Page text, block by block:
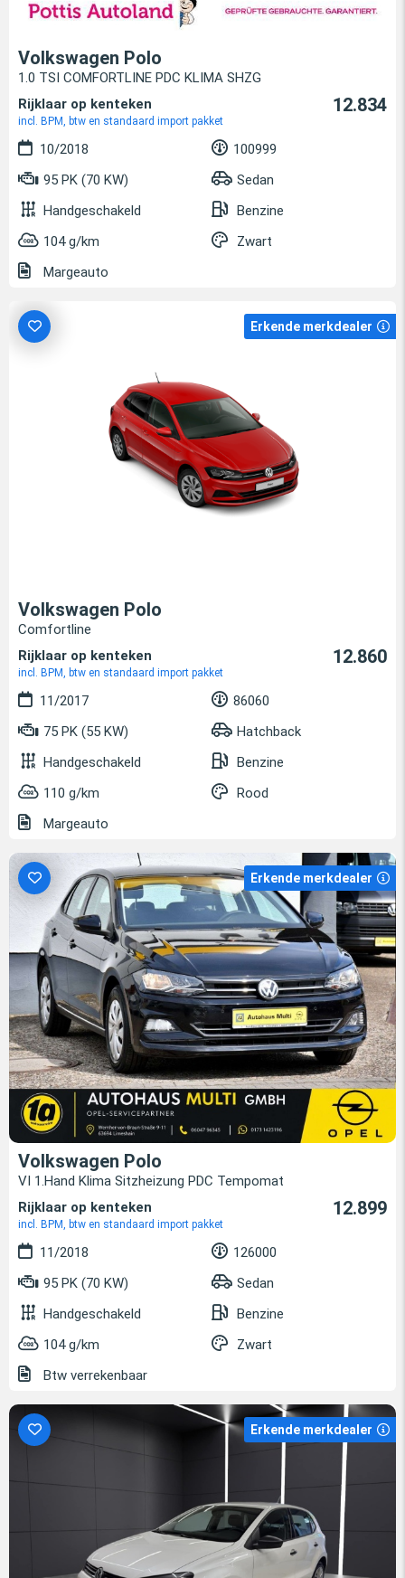
Volkswagen Polo
1.0 TSI COMFORTLINE PDC KLIMA SHZG
Rijklaar op kenteken
incl. BPM, btw en standaard import pakket
12.834
10/2018
100999
95 PK (70 KW)
Sedan
Handgeschakeld
Benzine
104 g/km
Zwart
Margeauto
Erkende merkdealer
Volkswagen Polo
Comfortline
Rijklaar op kenteken
incl. BPM, btw en standaard import pakket
12.860
11/2017
86060
75 PK (55 KW)
Hatchback
Handgeschakeld
Benzine
110 g/km
Rood
Margeauto
Erkende merkdealer
Volkswagen Polo
VI 1.Hand Klima Sitzheizung PDC Tempomat
Rijklaar op kenteken
incl. BPM, btw en standaard import pakket
12.899
11/2018
126000
95 PK (70 KW)
Sedan
Handgeschakeld
Benzine
104 g/km
Zwart
Btw verrekenbaar
Erkende merkdealer